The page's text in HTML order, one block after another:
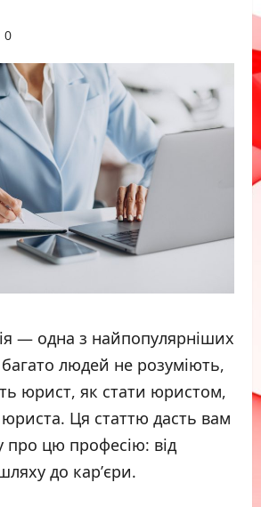
0
— одна з найпопулярніших
людей не розуміють,
юрист, як стати юристом,
Ця статтю дасть вам
про цю професію: від
до кар’єри.